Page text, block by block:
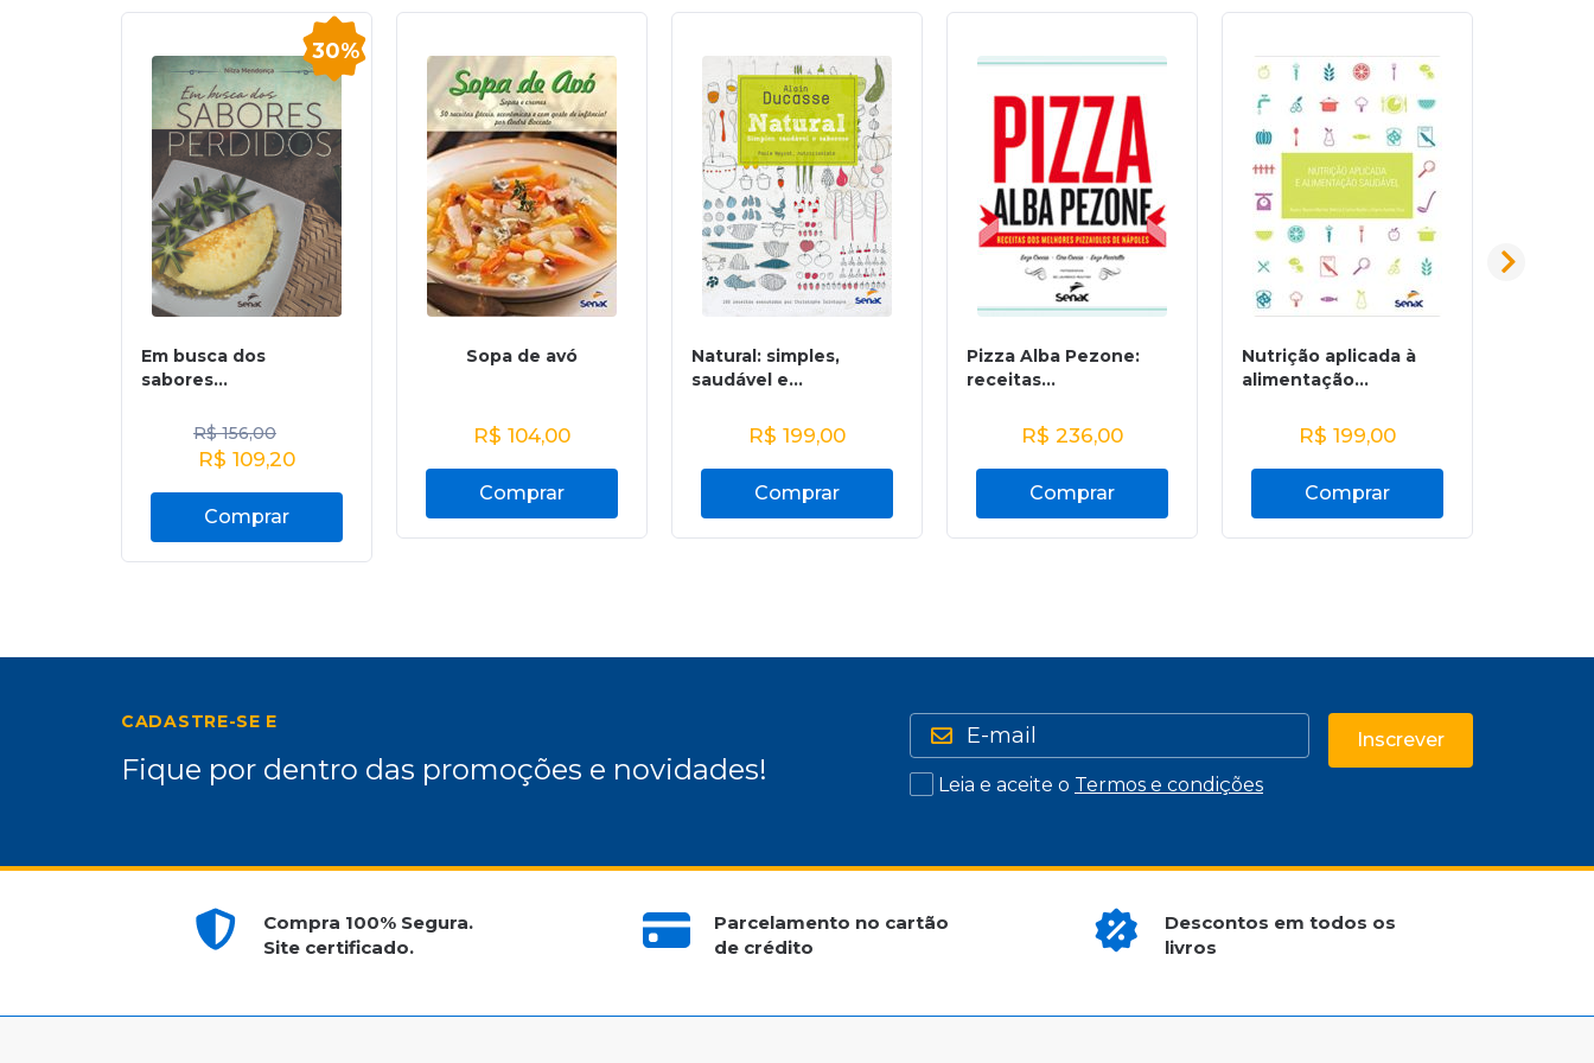
30%
Em busca dos
sabores...
R$156,00
R$ 109,20
Comprar
Sopa de avó
R$ 104,00
Comprar
Natural: simples,
saudável e...
R$ 199,00
Comprar
Pizza Alba Pezone:
receitas...
R$ 236,00
Comprar
Nutrição aplicada à
alimentação...
R$ 199,00
Comprar
CADASTRE-SE E
Fique por dentro das promoções e novidades! Leia e aceite o Termos e condições
Inscrever
Compra 100% Segura.
Site certificado.
Parcelamento no cartão
de crédito
Descontos em todos os
livros